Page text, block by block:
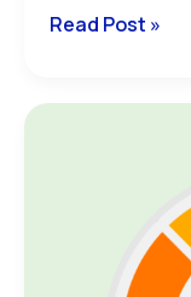
Read Post »